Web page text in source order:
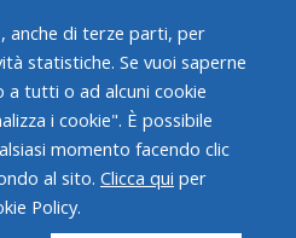
anche di terze parti, per
statistiche. Se vuoi saperne
a tutti o ad alcuni cookie
i cookie". È possibile
momento facendo clic
al sito. Clicca qui per
Policy.